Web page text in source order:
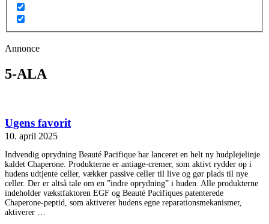
Annonce
5-ALA
Ugens favorit
10. april 2025
Indvendig oprydning Beauté Pacifique har lanceret en helt ny hudplejelinje
kaldet Chaperone. Produkterne er antiage-cremer, som aktivt rydder op i
hudens udtjente celler, vækker passive celler til live og gør plads til nye
celler. Der er altså tale om en ”indre oprydning” i huden. Alle produkterne
indeholder vækstfaktoren EGF og Beauté Pacifiques patenterede
Chaperone-peptid, som aktiverer hudens egne reparationsmekanismer,
aktiverer